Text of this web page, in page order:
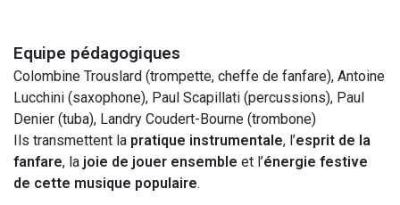
Equipe pédagogiques
Colombine Trouslard (trompette, cheffe de fanfare), Antoine
Lucchini (saxophone), Paul Scapillati (percussions), Paul
Denier (tuba), Landry Coudert-Bourne (trombone)
Ils transmettent la pratique instrumentale, l’esprit de la
fanfare, la joie de jouer ensemble et l’énergie festive
de cette musique populaire.